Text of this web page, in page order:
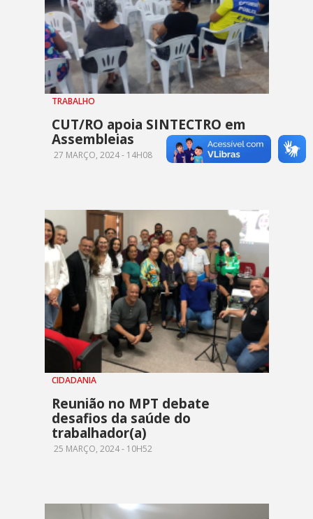
TRABALHO
CUT/RO apoia SINTECTRO em
Assembleias
27 MARÇO, 2024 - 14H08
CIDADANIA
Reunião no MPT debate
desafios da saúde do
trabalhador(a)
25 MARÇO, 2024 - 10H52